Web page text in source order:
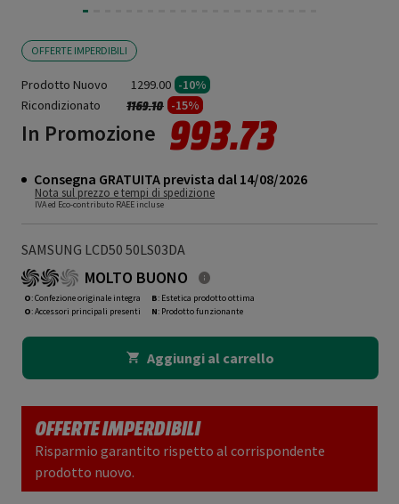
OFFERTE IMPERDIBILI
Prodotto Nuovo 1299.00 -10%
Ricondizionato
Prezzo ridotto da
1169.10a -15%
In Promozione 993.73
Consegna GRATUITA prevista dal 14/08/2026
Nota sul prezzo e tempi di spedizione
IVA ed Eco-contributo RAEE incluse
SAMSUNG LCD50 50LS03DA
MOLTO BUONO
O: Confezione originale integra
O: Accessori principali presenti
B: Estetica prodotto ottima
N: Prodotto funzionante
Aggiungi al carrello
OFFERTE IMPERDIBILI
Risparmio garantito rispetto al corrispondente
prodotto nuovo.